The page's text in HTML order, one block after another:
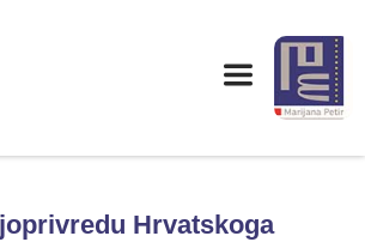
Hrvatskoga